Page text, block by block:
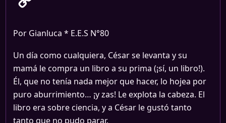
Por Gianluca * E.E.S N°80
Un día como cualquiera, César se levanta y su
mamá le compra un libro a su prima (¡sí, un libro!).
Él, que no tenía nada mejor que hacer, lo hojea por
puro aburrimiento… ¡y zas! Le explota la cabeza. El
libro era sobre ciencia, y a César le gustó tanto
tanto que no pudo parar.